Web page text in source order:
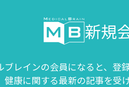
新規
ブレインの会員になると、登
健康に関する最新の記事を受